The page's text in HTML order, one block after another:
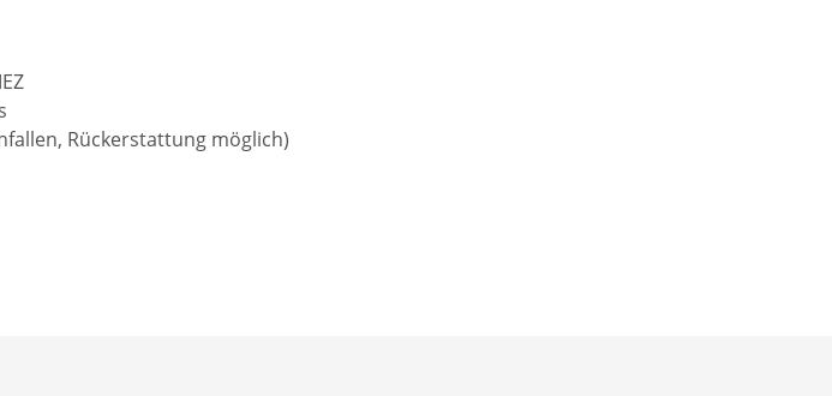
Rückerstattung möglich)